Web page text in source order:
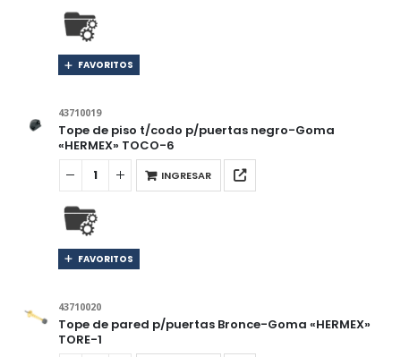
FAVORITOS
43710019
Tope de piso t/codo p/puertas negro-Goma
«HERMEX» TOCO-6
INGRESAR
FAVORITOS
43710020
Tope de pared p/puertas Bronce-Goma «HERMEX»
TORE-1